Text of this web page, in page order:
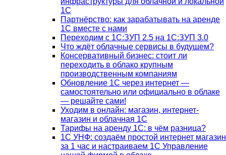
1С
Партнёрство: как зарабатывать на аренде
1С вместе с нами
Переходим с 1С:ЗУП 2.5 на 1С:ЗУП 3.0
Что ждёт облачные сервисы в будущем?
Консервативный бизнес: стоит ли
переходить в облако крупным
производственным компаниям
Обновление 1С через интернет —
самостоятельно или официально в облаке
— решайте сами!
Уходим в онлайн: магазин, интернет-
магазин и облачная 1С
Тарифы на аренду 1С: в чём разница?
1С УНФ: создаём простой интернет магазин
за 1 час и настраиваем 1С Управление